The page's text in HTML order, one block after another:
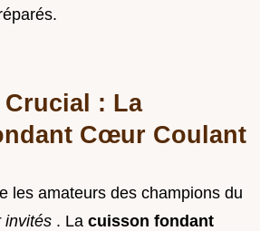
Crucial : La
Cœur Coulant
les amateurs des champions du
invités . La cuisson fondant